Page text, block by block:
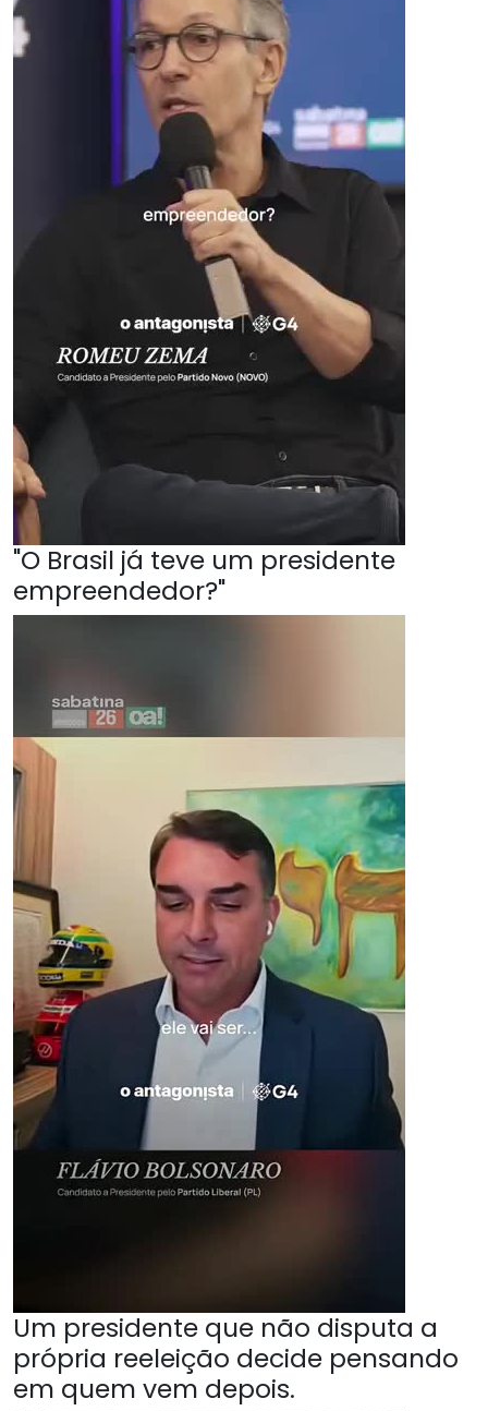
"O Brasil já teve um presidente
empreendedor?"
Um presidente que não disputa a
própria reeleição decide pensando
em quem vem depois.